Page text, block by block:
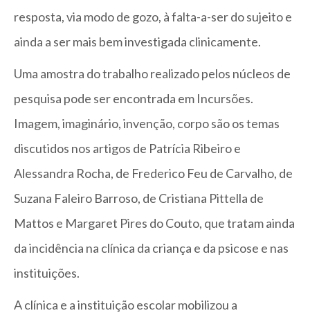
resposta, via modo de gozo, à falta-a-ser do sujeito e
ainda a ser mais bem investigada clinicamente.
Uma amostra do trabalho realizado pelos núcleos de
pesquisa pode ser encontrada em Incursões.
Imagem, imaginário, invenção, corpo são os temas
discutidos nos artigos de Patrícia Ribeiro e
Alessandra Rocha, de Frederico Feu de Carvalho, de
Suzana Faleiro Barroso, de Cristiana Pittella de
Mattos e Margaret Pires do Couto, que tratam ainda
da incidência na clínica da criança e da psicose e nas
instituições.
A clínica e a instituição escolar mobilizou a